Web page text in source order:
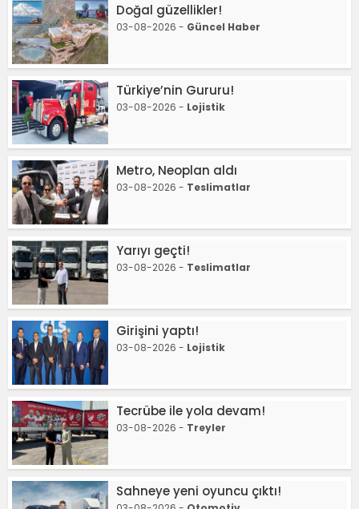
Doğal güzellikler!
03-08-2026 - Güncel Haber
Türkiye’nin Gururu!
03-08-2026 - Lojistik
Metro, Neoplan aldı
03-08-2026 - Teslimatlar
Yarıyı geçti!
03-08-2026 - Teslimatlar
Girişini yaptı!
03-08-2026 - Lojistik
Tecrübe ile yola devam!
03-08-2026 - Treyler
Sahneye yeni oyuncu çıktı!